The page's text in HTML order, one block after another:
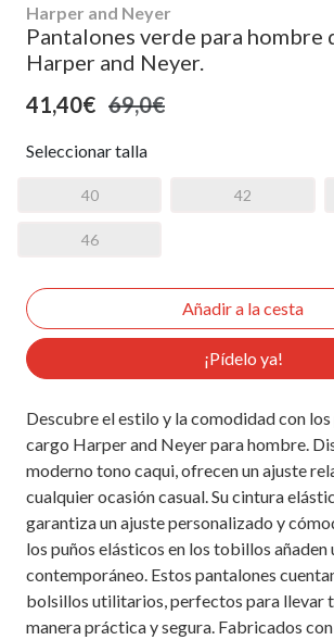
Harper and Neyer
Pantalones verde para hombre
Harper and Neyer.
41,40€ 69,0€
Seleccionar talla
40 42
46
¡Pídelo ya!
Descubre el estilo y la comodidad con
cargo Harper and Neyer para hombre.
moderno tono caqui, ofrecen un ajuste
cualquier ocasión casual. Su cintura
garantiza un ajuste personalizado y
los puños elásticos en los tobillos añaden
contemporáneo. Estos pantalones
bolsillos utilitarios, perfectos para llevar
manera práctica y segura. Fabricados